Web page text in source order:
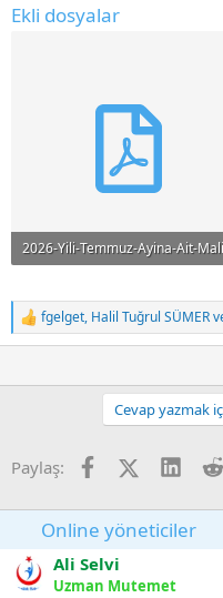
Ekli dosyalar
T
e
:
fgelget, Halil Tuğrul SÜMER
Cevap yazmak
Paylaş: FacebookX (Twitter)
Online yöneticiler
Ali Selvi
Uzman Mutemet